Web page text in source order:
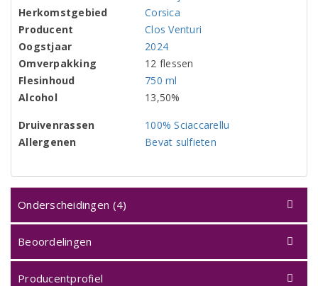
Herkomstgebied
Corsica
Producent
Clos Venturi
Oogstjaar
2024
Omverpakking
12 flessen
Flesinhoud
750 ml
Alcohol
13,50%
Druivenrassen
100% Sciaccarellu
Allergenen
Bevat sulfieten
Onderscheidingen (4)
Beoordelingen
Producentprofiel